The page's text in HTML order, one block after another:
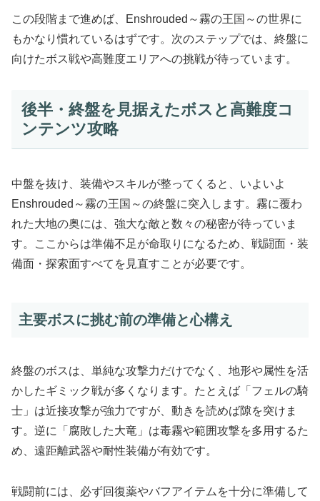
この段階まで進めば、Enshrouded～霧の王国～の世界に
もかなり慣れているはずです。次のステップでは、終盤に
向けたボス戦や高難度エリアへの挑戦が待っています。
後半・終盤を見据えたボスと高難度コ
ンテンツ攻略
中盤を抜け、装備やスキルが整ってくると、いよいよ
Enshrouded～霧の王国～の終盤に突入します。霧に覆わ
れた大地の奥には、強大な敵と数々の秘密が待っていま
す。ここからは準備不足が命取りになるため、戦闘面・装
備面・探索面すべてを見直すことが必要です。
主要ボスに挑む前の準備と心構え
終盤のボスは、単純な攻撃力だけでなく、地形や属性を活
かしたギミック戦が多くなります。たとえば「フェルの騎
士」は近接攻撃が強力ですが、動きを読めば隙を突けま
す。逆に「腐敗した大竜」は毒霧や範囲攻撃を多用するた
め、遠距離武器や耐性装備が有効です。
戦闘前には、必ず回復薬やバフアイテムを十分に準備して